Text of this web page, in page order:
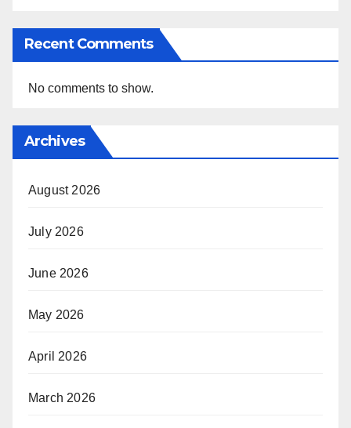
Recent Comments
No comments to show.
Archives
August 2026
July 2026
June 2026
May 2026
April 2026
March 2026